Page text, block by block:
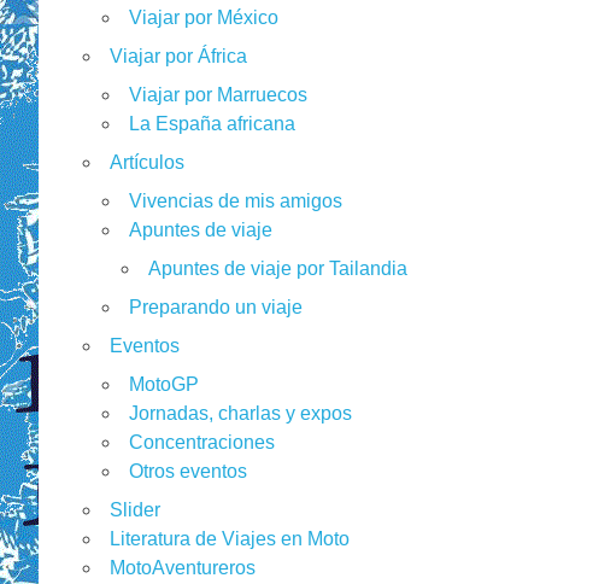
Viajar por México
Viajar por África
Viajar por Marruecos
La España africana
Artículos
Vivencias de mis amigos
Apuntes de viaje
Apuntes de viaje por Tailandia
Preparando un viaje
Eventos
MotoGP
Jornadas, charlas y expos
Concentraciones
Otros eventos
Slider
Literatura de Viajes en Moto
MotoAventureros